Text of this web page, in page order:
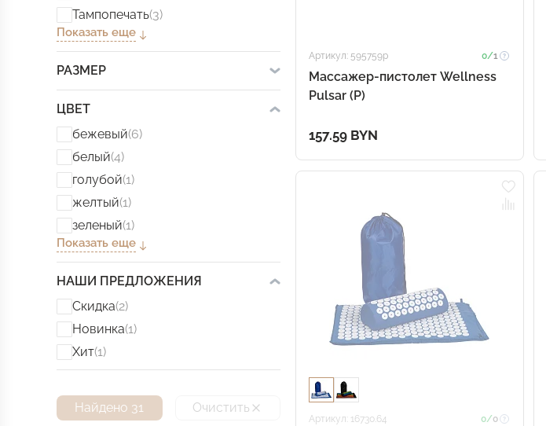
Тампопечать(3)
Показать еще
РАЗМЕР
ЦВЕТ
бежевый(6)
белый(4)
голубой(1)
желтый(1)
зеленый(1)
Показать еще
НАШИ ПРЕДЛОЖЕНИЯ
Скидка(2)
Новинка(1)
Хит(1)
Найдено 31 Очистить
Артикул: 595759p 0/1
Массажер-пистолет Wellness
Pulsar (P)
157.59 BYN
Артикул: 16730.64 0/0